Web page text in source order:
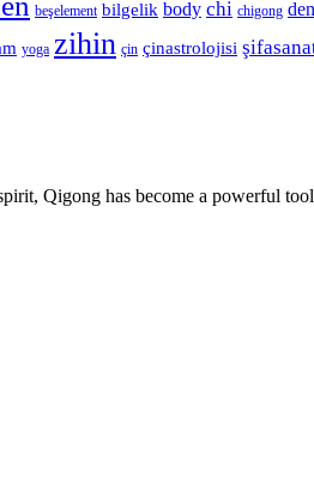
beşelement bilgelik body chi chigong
yoga zihin çin çinastrolojisi
Qigong has become a powerful